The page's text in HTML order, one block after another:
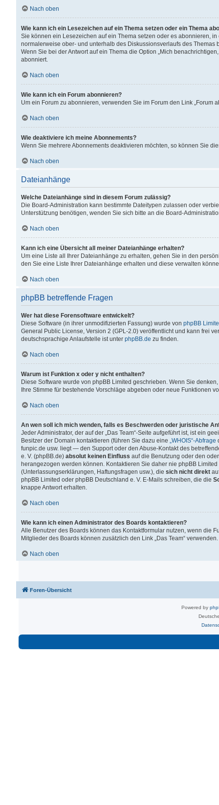
Nach oben
Wie kann ich ein Lesezeichen auf ein Thema setzen oder ein Thema
Sie können ein Lesezeichen auf ein Thema setzen oder es abonnieren,
normalerweise ober- und unterhalb des Diskussionsverlaufs des Themas
Wenn Sie bei der Antwort auf ein Thema die Option „Mich
abonniert.
Nach oben
Wie kann ich ein Forum abonnieren?
Um ein Forum zu abonnieren, verwenden Sie im Forum den Link „Forum
Nach oben
Wie deaktiviere ich meine Abonnements?
Wenn Sie mehrere Abonnements deaktivieren möchten, so können Sie
Nach oben
Dateianhänge
Welche Dateianhänge sind in diesem Forum zulässig?
Die Board-Administration kann bestimmte Dateitypen zulassen oder
Unterstützung benötigen, wenden Sie sich bitte an die Board-
Nach oben
Kann ich eine Übersicht all meiner Dateianhänge erhalten?
Um eine Liste all Ihrer Dateianhänge zu erhalten, gehen Sie in den
den Sie eine Liste Ihrer Dateianhänge erhalten und diese verwalten
Nach oben
phpBB betreffende Fragen
Wer hat diese Forensoftware entwickelt?
Diese Software (in ihrer unmodifizierten Fassung) wurde von phpBB
General Public License, Version 2 (GPL-2.0) veröffentlicht und kann frei
deutschsprachige Anlaufstelle ist unter phpBB.de zu finden.
Nach oben
Warum ist Funktion x oder y nicht enthalten?
Diese Software wurde von phpBB Limited geschrieben. Wenn Sie
Ihre Stimme für bestehende Vorschläge abgeben oder neue Funktionen
Nach oben
An wen soll ich mich wenden, falls es Beschwerden oder juristische
Jeder Administrator, der auf der „Das Team“-Seite aufgeführt ist, ist ein
Besitzer der Domain kontaktieren (führen Sie dazu eine „WHOIS“-Abfrage
funpic.de usw. liegt — den Support oder den Abuse-Kontakt des
e. V. (phpBB.de) absolut keinen Einfluss auf die Benutzung oder den
herangezogen werden können. Kontaktieren Sie daher nie phpBB
(Unterlassungserklärungen, Haftungsfragen usw.), die sich nicht direkt
phpBB Limited oder phpBB Deutschland e. V. E-Mails schreiben, die die
knappe Antwort erhalten.
Nach oben
Wie kann ich einen Administrator des Boards kontaktieren?
Alle Benutzer des Boards können das Kontaktformular nutzen, wenn die
Mitglieder des Boards können zusätzlich den Link „Das Team“ verwenden.
Nach oben
Foren-Übersicht
Powered by